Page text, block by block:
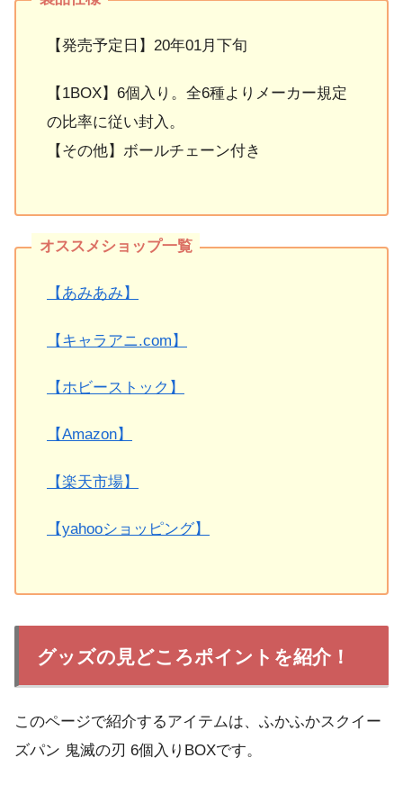
【発売予定日】20年01月下旬
【1BOX】6個入り。全6種よりメーカー規定
の比率に従い封入。
【その他】ボールチェーン付き
【あみあみ】
【キャラアニ.com】
【ホビーストック】
【Amazon】
【楽天市場】
【yahooショッピング】
グッズの見どころポイントを紹介！
このページで紹介するアイテムは、ふかふかスクイー
ズパン 鬼滅の刃 6個入りBOXです。